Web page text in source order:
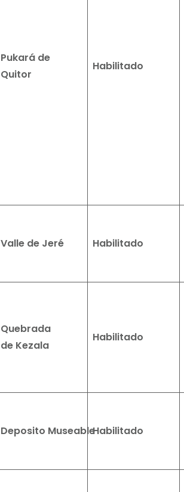
Pukará de
Quitor
Habilitado
Valle de Jeré Habilitado
Quebrada
de Kezala
Habilitado
Deposito MuseableHabilitado